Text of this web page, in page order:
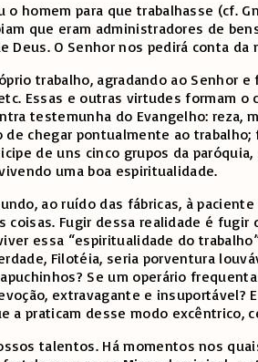
o homem para que trabalhasse (cf.
que eram administradores de
Deus. O Senhor nos pedirá conta
trabalho, agradando ao Senhor
Essas e outras virtudes formam
testemunha do Evangelho: reza,
de chegar pontualmente ao
de uns cinco grupos da
uma boa espiritualidade.
ao ruído das fábricas, à
coisas. Fugir dessa realidade é
essa “espiritualidade do
Filotéia, seria porventura
Se um operário
extravagante e
praticam desse modo excêntrico,
talentos. Há momentos nos